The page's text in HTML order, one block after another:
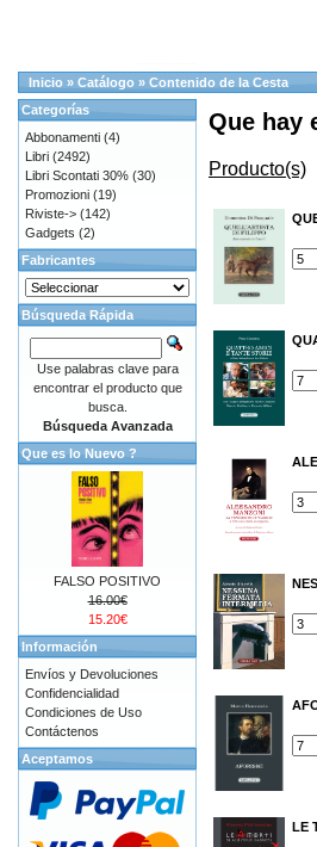
Inicio » Catálogo » Contenido de la Cesta
Que hay
Producto(s)
LE
Categorías
Abbonamenti (4)
Libri (2492)
Libri Scontati 30% (30)
Promozioni (19)
Riviste-> (142)
Gadgets (2)
Fabricantes
Búsqueda Rápida
Use palabras clave para
encontrar el producto que
busca.
Búsqueda Avanzada
Que es lo Nuevo ?
FALSO POSITIVO
16.00€
15.20€
Información
Envíos y Devoluciones
Confidencialidad
Condiciones de Uso
Contáctenos
Aceptamos